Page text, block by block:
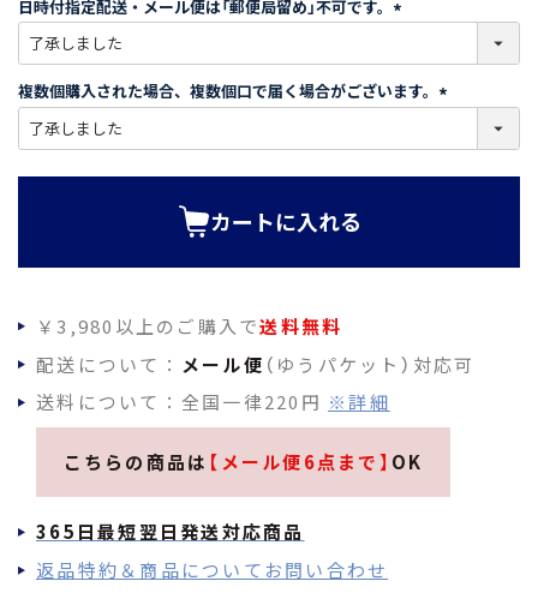
)
日時付指定配送・メール便は「郵便局留め」不可です。
必
須
)
複数個購入された場合、複数個口で届く場合がございます。
必
カートに入れる
￥3,980以上のご購入で送料無料
配送について： メール便 （ゆうパケット）対応可
送料について：全国一律220円 ※詳細
こちらの商品は 【メール便6点まで】 OK
365日最短翌日発送対応商品
返品特約＆商品についてお問い合わせ